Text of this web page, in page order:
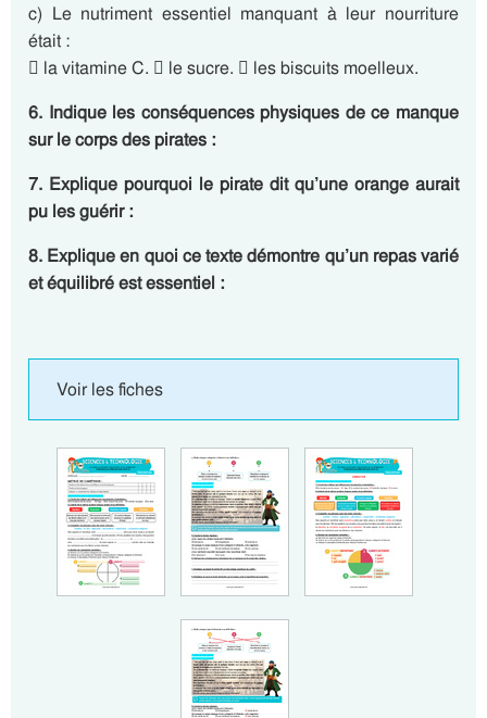
c) Le nutriment essentiel manquant à leur nourriture
était :
 la vitamine C.  le sucre.  les biscuits moelleux.
6. Indique les conséquences physiques de ce manque
sur le corps des pirates :
7. Explique pourquoi le pirate dit qu’une orange aurait
pu les guérir :
8. Explique en quoi ce texte démontre qu’un repas varié
et équilibré est essentiel :
Voir les fiches